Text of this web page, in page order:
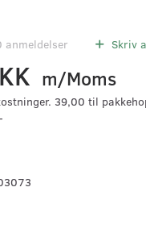
anmeldelser Skriv
m/Moms
39,00 til